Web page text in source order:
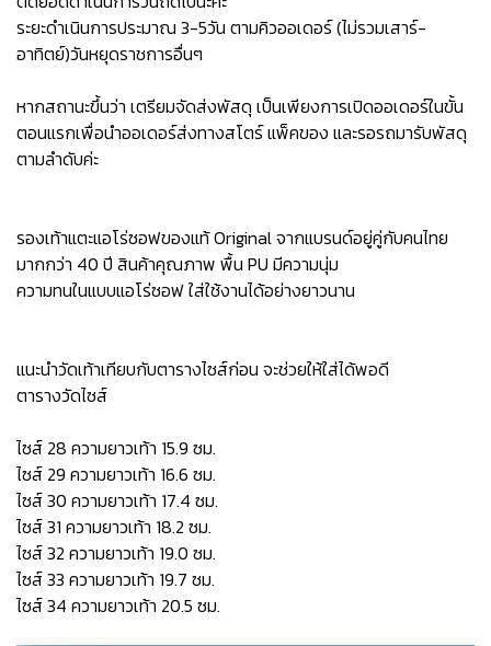
ระยะดำเนินการประมาณ 3-5วัน ตามคิวออเดอร์ (ไม่รวมเสาร์-
อาทิตย์)วันหยุดราชการอื่นๆ
หากสถานะขึ้นว่า เตรียมจัดส่งพัสดุ เป็นเพียงการเปิดออเดอร์ในขั้น
ตอนแรกเพื่อนำออเดอร์ส่งทางสโตร์ แพ็คของ และรอรถมารับพัสดุ
ตามลำดับค่ะ
รองเท้าแตะแอโร่ซอฟของแท้ Original จากแบรนด์อยู่คู่กับคนไทย
มากกว่า 40 ปี สินค้าคุณภาพ พื้น PU มีความนุ่ม
ความทนในแบบแอโร่ซอฟ ใส่ใช้งานได้อย่างยาวนาน
แนะนำวัดเท้าเทียบกับตารางไซส์ก่อน จะช่วยให้ใส่ได้พอดี
ตารางวัดไซส์
ไซส์ 28 ความยาวเท้า 15.9 ซม.
ไซส์ 29 ความยาวเท้า 16.6 ซม.
ไซส์ 30 ความยาวเท้า 17.4 ซม.
ไซส์ 31 ความยาวเท้า 18.2 ซม.
ไซส์ 32 ความยาวเท้า 19.0 ซม.
ไซส์ 33 ความยาวเท้า 19.7 ซม.
ไซส์ 34 ความยาวเท้า 20.5 ซม.